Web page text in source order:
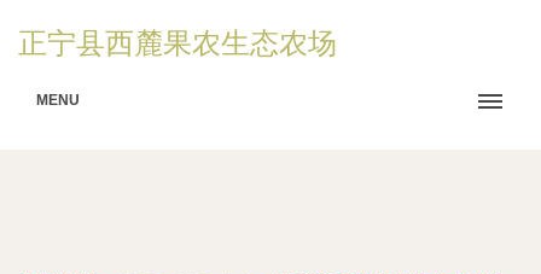
正宁县西麓果农生态农场
MENU